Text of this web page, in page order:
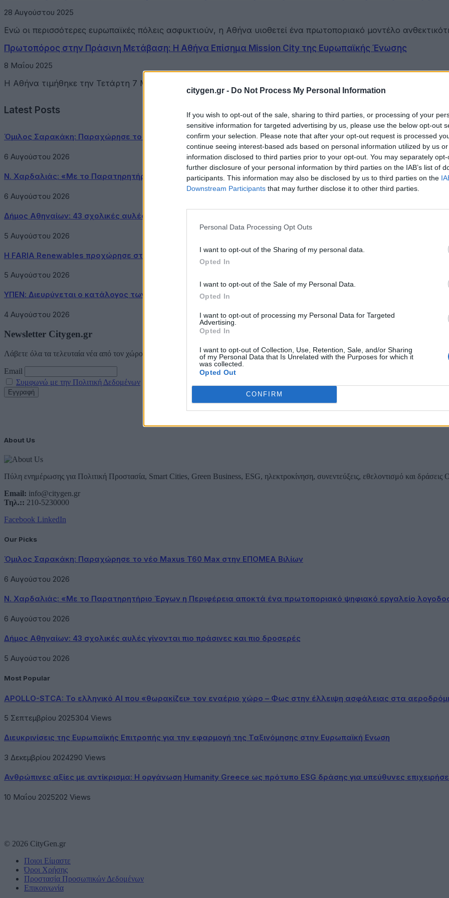
citygen.gr - Do Not Process My Personal Information
If you wish to opt-out of the sale, sharing to third parties, or processing of your
sensitive information for targeted advertising by us, please use the below opt-out
confirm your selection. Please note that after your opt-out request is processed
continue seeing interest-based ads based on personal information utilized by us
information disclosed to third parties prior to your opt-out. You may separately
further disclosure of your personal information by third parties on the IAB’s list of
participants. This information may also be disclosed by us to third parties on the
Downstream Participants that may further disclose it to other third parties.
Personal Data Processing Opt Outs
I want to opt-out of the Sharing of my personal data.
Opted In
I want to opt-out of the Sale of my Personal Data.
Opted In
I want to opt-out of processing my Personal Data for Targeted
Advertising.
Opted In
I want to opt-out of Collection, Use, Retention, Sale, and/or Sharing
of my Personal Data that Is Unrelated with the Purposes for which it
was collected.
Opted Out
CONFIRM
28 Αυγούστου 2025
Ενώ οι περισσότερες ευρωπαϊκές πόλεις ασφυκτιούν, η Αθήνα υιοθετεί ένα πρωτοποριακό μοντέλο
Πρωτοπόρος στην Πράσινη Μετάβαση: Η Αθήνα Επίσημα Mission City της Ευρωπαϊκής Ένωσης
8 Μαΐου 2025
Η Αθήνα τιμήθηκε την Τετάρτη 7 Μαΐου με το σήμα Mission City και εντάσσεται επίσημα…
Latest Posts
Όμιλος Σαρακάκη: Παραχώρησε το νέο Maxus T60 Max στην ΕΠΟΜΕΑ Βιλίων
6 Αυγούστου 2026
Ν. Χαρδαλιάς: «Με το Παρατηρητήριο Έργων η Περιφέρεια αποκτά ένα πρωτοποριακό ψηφιακό εργαλείο
6 Αυγούστου 2026
Δήμος Αθηναίων: 43 σχολικές αυλές γίνονται πιο πράσινες και πιο δροσερές
5 Αυγούστου 2026
Η FARIA Renewables προχώρησε στην ηλεκτροδότηση του αιολικού πάρκου Faria Αίολος Λάρυμνα
5 Αυγούστου 2026
ΥΠΕΝ: Διευρύνεται ο κατάλογος των Προστατευόμενων Τοπίων σε 12
4 Αυγούστου 2026
Newsletter Citygen.gr
Λάβετε όλα τα τελευταία νέα από τον χώρο της Πολιτικής Προστασίας, του ESG, του Green Business και των ΟΤΑ
Email
Συμφωνώ με την Πολιτική Δεδομένων
About Us
Πύλη ενημέρωσης για Πολιτική Προστασία, Smart Cities, Green Business, ESG, ηλεκτροκίνηση, συνεντεύξεις, εθελοντισμό και δράσεις
Email: info@citygen.gr
Τηλ.:: 210-5230000
Facebook LinkedIn
Our Picks
Όμιλος Σαρακάκη: Παραχώρησε το νέο Maxus T60 Max στην ΕΠΟΜΕΑ Βιλίων
6 Αυγούστου 2026
Ν. Χαρδαλιάς: «Με το Παρατηρητήριο Έργων η Περιφέρεια αποκτά ένα πρωτοποριακό ψηφιακό εργαλείο
6 Αυγούστου 2026
Δήμος Αθηναίων: 43 σχολικές αυλές γίνονται πιο πράσινες και πιο δροσερές
5 Αυγούστου 2026
Most Popular
APOLLO-STCA: Το ελληνικό AI που «θωρακίζει» τον εναέριο χώρο – Φως στην έλλειψη ασφάλειας στα
5 Σεπτεμβρίου 2025304 Views
Διευκρινίσεις της Ευρωπαϊκής Επιτροπής για την εφαρμογή της Ταξινόμησης στην Ευρωπαϊκή Ενωση
3 Δεκεμβρίου 2024290 Views
Ανθρώπινες αξίες με αντίκρισμα: Η οργάνωση Humanity Greece ως πρότυπο ESG δράσης για υπεύθυνες
10 Μαΐου 2025202 Views
© 2026 CityGen.gr
Ποιοι Είμαστε
Όροι Χρήσης
Προστασία Προσωπικών Δεδομένων
Επικοινωνία